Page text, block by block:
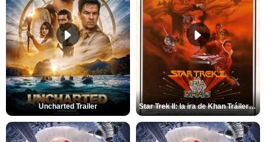
Uncharted Trailer Star Trek II: la ira de Khan Tráiler VO